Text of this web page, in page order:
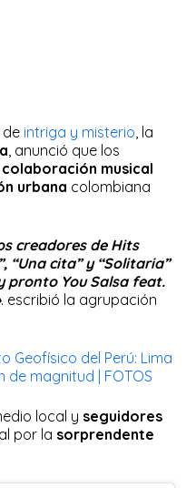
de intriga y misterio , la
, anunció que los
colaboración musical
urbana colombiana
creadores de Hits
“Una cita” y “Solitaria”
pronto You Salsa feat.
. escribió la agrupación
Geofísico del Perú: Lima
magnitud | FOTOS
local y seguidores
por la sorprendente